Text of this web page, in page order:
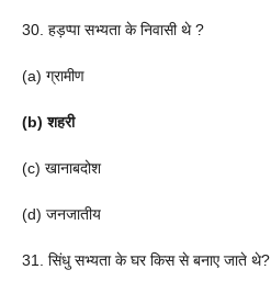
30. हड़प्पा सभ्यता के निवासी थे ?
(a) ग्रामीण
(b) शहरी
(c) खानाबदोश
(d) जनजातीय
31. सिंधु सभ्यता के घर किस से बनाए जाते थे?